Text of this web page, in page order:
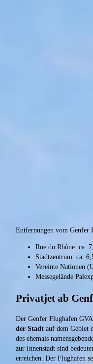
Entfernungen vom Genfer
Rue du Rhône: ca.
Stadtzentrum: ca.
Vereinte Nationen
Messegelände
Privatjet ab
Der Genfer Flughafen
der Stadt auf dem Gebiet
des ehemals
zur Innenstadt sind
erreichen. Der Flughafen